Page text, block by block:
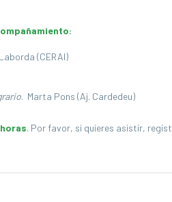
(CERAI)
. Marta Pons (Aj. Cardedeu)
horas. Por favor, si quieres asistir,